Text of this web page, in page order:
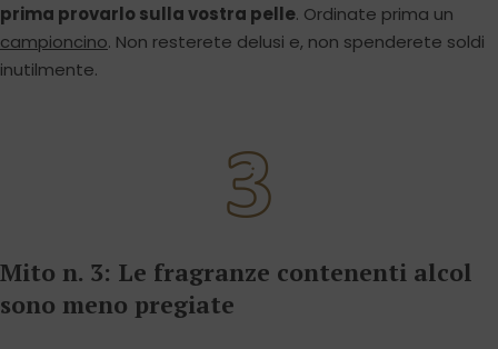
prima provarlo sulla vostra pelle. Ordinate prima un
campioncino. Non resterete delusi e, non spenderete soldi
inutilmente.
Mito n. 3: Le fragranze contenenti alcol
sono meno pregiate